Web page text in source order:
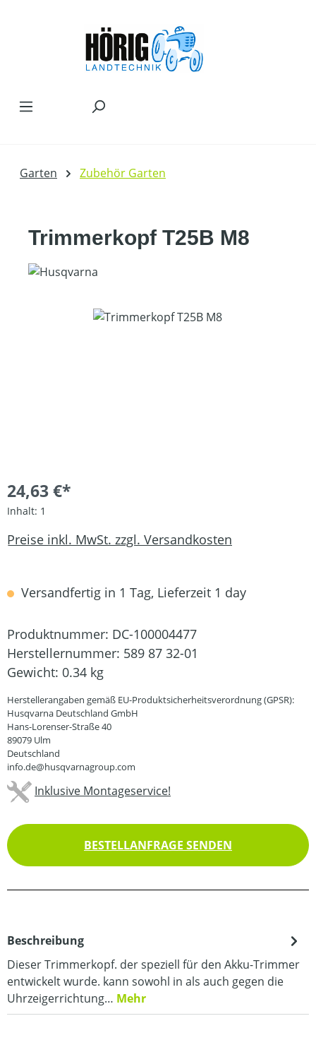
Garten Zubehör Garten
Trimmerkopf T25B M8
Bildergalerie überspringen
24,63 €*
Inhalt: 1
Preise inkl. MwSt. zzgl. Versandkosten
Versandfertig in 1 Tag, Lieferzeit 1 day
Produktnummer: DC-100004477
Herstellernummer: 589 87 32-01
Gewicht: 0.34 kg
Herstellerangaben gemäß EU-Produktsicherheitsverordnung (GPSR):
Husqvarna Deutschland GmbH
Hans-Lorenser-Straße 40
89079 Ulm
Deutschland
info.de@husqvarnagroup.com
Inklusive Montageservice!
BESTELLANFRAGE SENDEN
Beschreibung
Dieser Trimmerkopf. der speziell für den Akku-Trimmer
entwickelt wurde. kann sowohl in als auch gegen die
Uhrzeigerrichtung… Mehr